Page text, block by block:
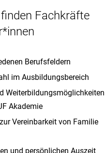
Fachkräfte
Berufsfeldern
im Ausbildungsbereich
Weiterbildungsmöglichkeiten
Akademie
Vereinbarkeit von Familie
und persönlichen Auszeit